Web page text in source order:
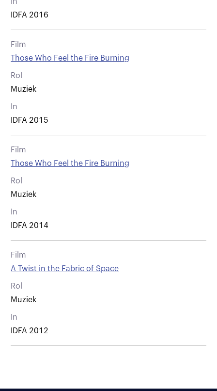
IDFA 2016
Film
Those Who Feel the Fire Burning
Rol
Muziek
In
IDFA 2015
Film
Those Who Feel the Fire Burning
Rol
Muziek
In
IDFA 2014
Film
A Twist in the Fabric of Space
Rol
Muziek
In
IDFA 2012